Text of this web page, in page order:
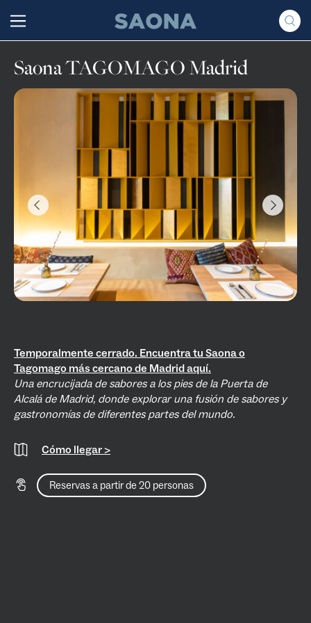
Grupo Saona
Saona TAGOMAGO Madrid
Temporalmente cerrado. Encuentra tu Saona o
Tagomago más cercano de Madrid aquí.
Una encrucijada de sabores a los pies de la Puerta de
Alcalá de Madrid, donde explorar una fusión de sabores y
gastronomías de diferentes partes del mundo.
Cómo llegar >
Reservas a partir de 20 personas